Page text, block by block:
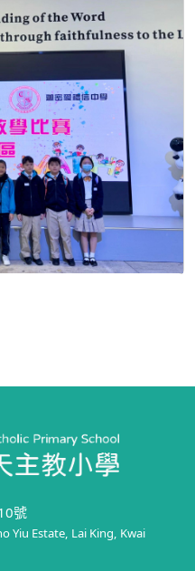
號
Yiu Estate, Lai King, Kwai